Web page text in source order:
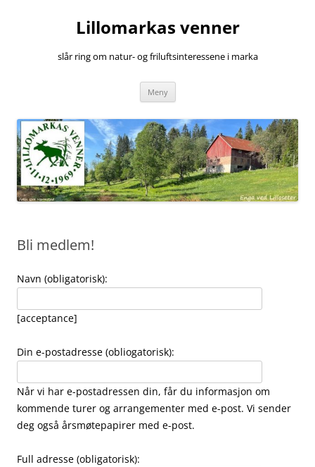
Lillomarkas venner
slår ring om natur- og friluftsinteressene i marka
Meny
Bli medlem!
Navn (obligatorisk):
[acceptance]
Din e-postadresse (obliogatorisk):
Når vi har e-postadressen din, får du informasjon om
kommende turer og arrangementer med e-post. Vi sender
deg også årsmøtepapirer med e-post.
Full adresse (obligatorisk):